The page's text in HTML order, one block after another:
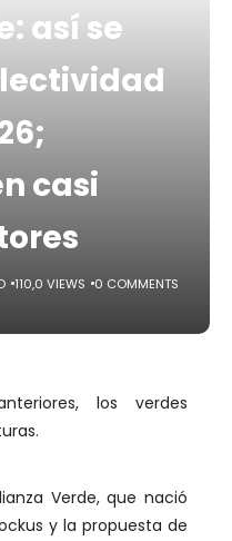
así se
casi
110,0 VIEWS 0 COMMENTS
los verdes
Verde, que nació
y la propuesta de